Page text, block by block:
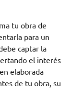
tu obra de
para un
captar la
el interés
elaborada
de tu obra, su